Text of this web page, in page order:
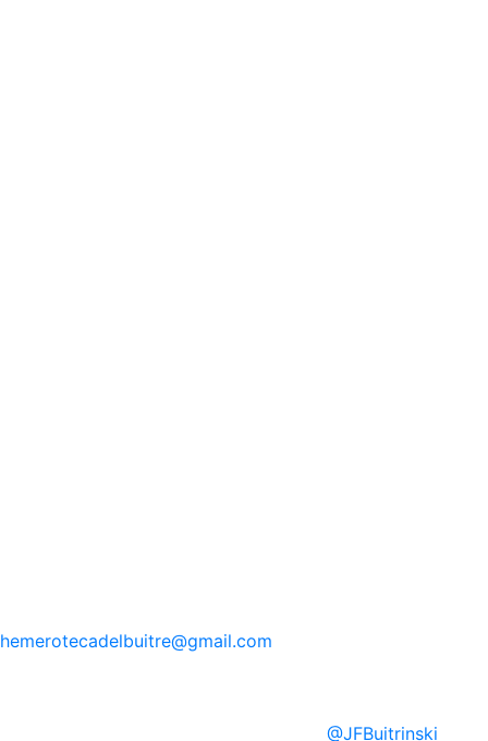
hemerotecadelbuitre@gmail.com
@JFBuitrinski